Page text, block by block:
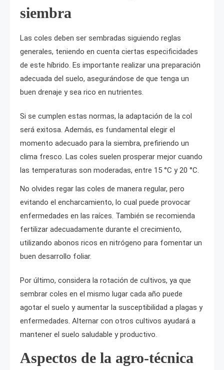
siembra
Las coles deben ser sembradas siguiendo reglas
generales, teniendo en cuenta ciertas especificidades
de este híbrido. Es importante realizar una preparación
adecuada del suelo, asegurándose de que tenga un
buen drenaje y sea rico en nutrientes.
Si se cumplen estas normas, la adaptación de la col
será exitosa. Además, es fundamental elegir el
momento adecuado para la siembra, prefiriendo un
clima fresco. Las coles suelen prosperar mejor cuando
las temperaturas son moderadas, entre 15 °C y 20 °C.
No olvides regar las coles de manera regular, pero
evitando el encharcamiento, lo cual puede provocar
enfermedades en las raíces. También se recomienda
fertilizar adecuadamente durante el crecimiento,
utilizando abonos ricos en nitrógeno para fomentar un
buen desarrollo foliar.
Por último, considera la rotación de cultivos, ya que
sembrar coles en el mismo lugar cada año puede
agotar el suelo y aumentar la susceptibilidad a plagas y
enfermedades. Alternar con otros cultivos ayudará a
mantener el suelo saludable y productivo.
Aspectos de la agro-técnica